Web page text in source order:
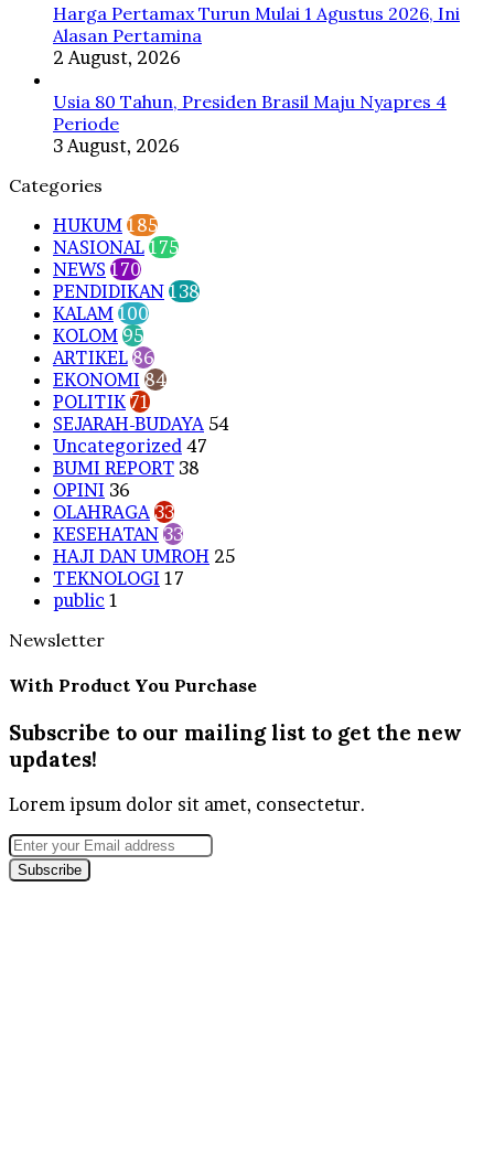
Harga Pertamax Turun Mulai 1 Agustus 2026, Ini
Alasan Pertamina
2 August, 2026
Usia 80 Tahun, Presiden Brasil Maju Nyapres 4
Periode
3 August, 2026
Categories
HUKUM 185
NASIONAL 175
NEWS 170
PENDIDIKAN 138
KALAM 100
KOLOM 95
ARTIKEL 86
EKONOMI 84
POLITIK 71
SEJARAH-BUDAYA 54
Uncategorized 47
BUMI REPORT 38
OPINI 36
OLAHRAGA 33
KESEHATAN 33
HAJI DAN UMROH 25
TEKNOLOGI 17
public 1
Newsletter
With Product You Purchase
Subscribe to our mailing list to get the new
updates!
Lorem ipsum dolor sit amet, consectetur.
Enter
your
Email